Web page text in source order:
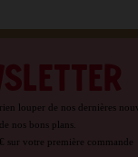
louper de nos dernières
nos bons plans.
sur votre première commande